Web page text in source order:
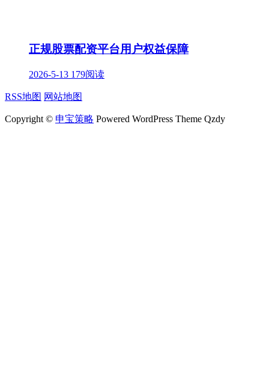
正规股票配资平台用户权益保障
2026-5-13 179阅读
RSS地图 网站地图
Copyright © 申宝策略 Powered WordPress Theme Qzdy